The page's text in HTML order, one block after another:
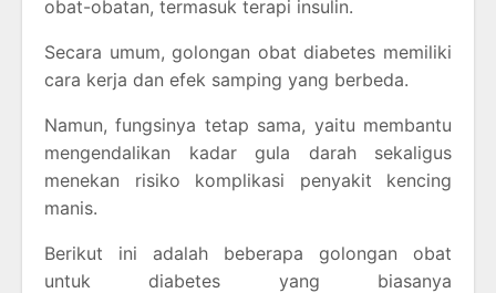
obat-obatan, termasuk terapi insulin.
Secara umum, golongan obat diabetes memiliki
cara kerja dan efek samping yang berbeda.
Namun, fungsinya tetap sama, yaitu membantu
mengendalikan kadar gula darah sekaligus
menekan risiko komplikasi penyakit kencing
manis.
Berikut ini adalah beberapa golongan obat
untuk diabetes yang biasanya